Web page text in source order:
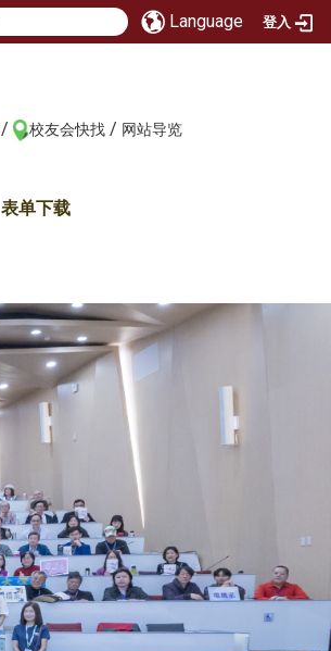
Language 登入
/ 校友会快找 / 网站导览
表单下载